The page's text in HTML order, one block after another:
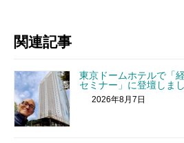
関連記事
東京ドームホテルで「
セミナー」に登壇しまし
2026年8月7日